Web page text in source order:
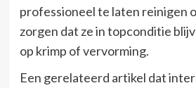
professioneel te laten reinigen
zorgen dat ze in topconditie
op krimp of vervorming.
Een gerelateerd artikel dat